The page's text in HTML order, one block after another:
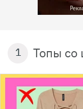
1 Топы со